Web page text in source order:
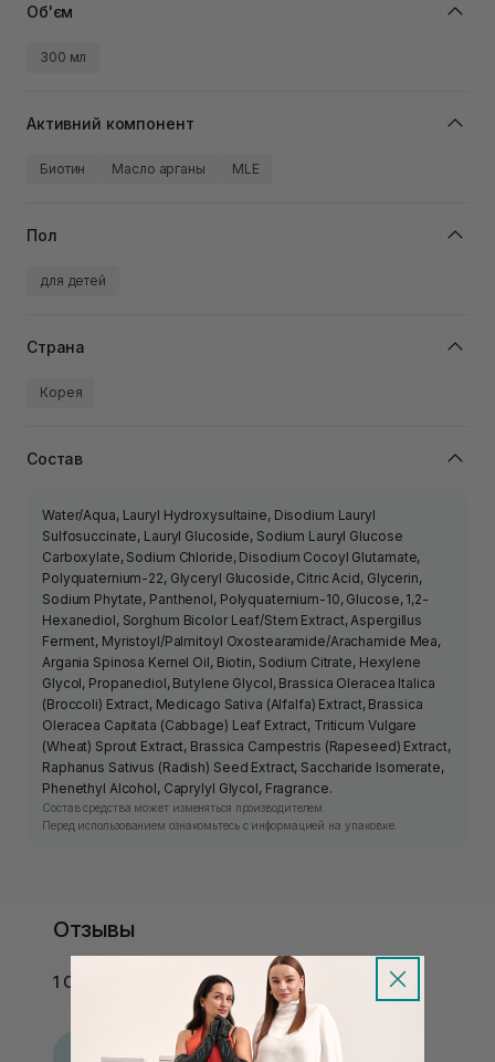
Об'єм
300 мл
Активний компонент
Биотин Масло арганы MLE
Пол
для детей
Страна
Корея
Состав
Water/Aqua, Lauryl Hydroxysultaine, Disodium Lauryl
Sulfosuccinate, Lauryl Glucoside, Sodium Lauryl Glucose
Carboxylate, Sodium Chloride, Disodium Cocoyl Glutamate,
Polyquaternium-22, Glyceryl Glucoside, Citric Acid, Glycerin,
Sodium Phytate, Panthenol, Polyquaternium-10, Glucose, 1,2-
Hexanediol, Sorghum Bicolor Leaf/Stem Extract, Aspergillus
Ferment, Myristoyl/Palmitoyl Oxostearamide/Arachamide Mea,
Argania Spinosa Kernel Oil, Biotin, Sodium Citrate, Hexylene
Glycol, Propanediol, Butylene Glycol, Brassica Oleracea Italica
(Broccoli) Extract, Medicago Sativa (Alfalfa) Extract, Brassica
Oleracea Capitata (Cabbage) Leaf Extract, Triticum Vulgare
(Wheat) Sprout Extract, Brassica Campestris (Rapeseed) Extract,
Raphanus Sativus (Radish) Seed Extract, Saccharide Isomerate,
Phenethyl Alcohol, Caprylyl Glycol, Fragrance.
Состав средства может изменяться производителем.
Перед использованием ознакомьтесь с информацией на упаковке.
Отзывы
1 Отзыв
Анна